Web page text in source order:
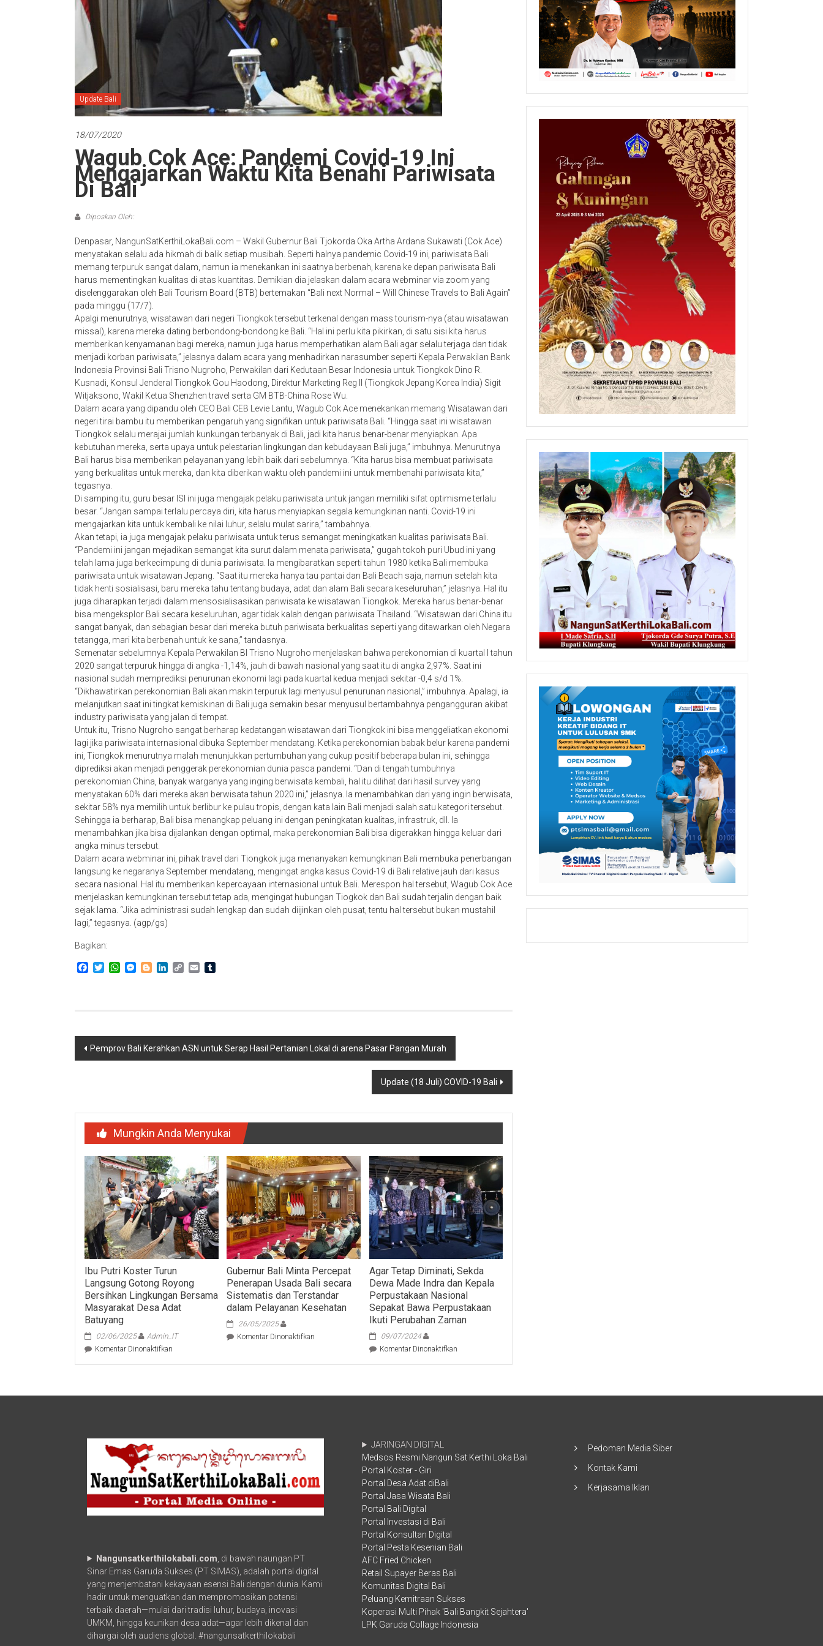
Update Bali
18/07/2020
Wagub Cok Ace: Pandemi Covid-19 Ini
Mengajarkan Waktu Kita Benahi Pariwisata
Di Bali
Diposkan Oleh:
Denpasar, NangunSatKerthiLokaBali.com – Wakil Gubernur Bali Tjokorda Oka Artha Ardana Sukawati (Cok Ace)
menyatakan selalu ada hikmah di balik setiap musibah. Seperti halnya pandemic Covid-19 ini, pariwisata Bali
memang terpuruk sangat dalam, namun ia menekankan ini saatnya berbenah, karena ke depan pariwisata Bali
harus mementingkan kualitas di atas kuantitas. Demikian dia jelaskan dalam acara webminar via zoom yang
diselenggarakan oleh Bali Tourism Board (BTB) bertemakan “Bali next Normal – Will Chinese Travels to Bali Again”
pada minggu (17/7).
Apalgi menurutnya, wisatawan dari negeri Tiongkok tersebut terkenal dengan mass tourism-nya (atau wisatawan
missal), karena mereka dating berbondong-bondong ke Bali. “Hal ini perlu kita pikirkan, di satu sisi kita harus
memberikan kenyamanan bagi mereka, namun juga harus memperhatikan alam Bali agar selalu terjaga dan tidak
menjadi korban pariwisata,” jelasnya dalam acara yang menhadirkan narasumber seperti Kepala Perwakilan Bank
Indonesia Provinsi Bali Trisno Nugroho, Perwakilan dari Kedutaan Besar Indonesia untuk Tiongkok Dino R.
Kusnadi, Konsul Jenderal Tiongkok Gou Haodong, Direktur Marketing Reg II (Tiongkok Jepang Korea India) Sigit
Witjaksono, Wakil Ketua Shenzhen travel serta GM BTB-China Rose Wu.
Dalam acara yang dipandu oleh CEO Bali CEB Levie Lantu, Wagub Cok Ace menekankan memang Wisatawan dari
negeri tirai bambu itu memberikan pengaruh yang signifikan untuk pariwisata Bali. “Hingga saat ini wisatawan
Tiongkok selalu merajai jumlah kunkungan terbanyak di Bali, jadi kita harus benar-benar menyiapkan. Apa
kebutuhan mereka, serta upaya untuk pelestarian lingkungan dan kebudayaan Bali juga,” imbuhnya. Menurutnya
Bali harus bisa memberikan pelayanan yang lebih baik dari sebelumnya. “Kita harus bisa membuat pariwisata
yang berkualitas untuk mereka, dan kita diberikan waktu oleh pandemi ini untuk membenahi pariwisata kita,”
tegasnya.
Di samping itu, guru besar ISI ini juga mengajak pelaku pariwisata untuk jangan memiliki sifat optimisme terlalu
besar. “Jangan sampai terlalu percaya diri, kita harus menyiapkan segala kemungkinan nanti. Covid-19 ini
mengajarkan kita untuk kembali ke nilai luhur, selalu mulat sarira,” tambahnya.
Akan tetapi, ia juga mengajak pelaku pariwisata untuk terus semangat meningkatkan kualitas pariwisata Bali.
“Pandemi ini jangan mejadikan semangat kita surut dalam menata pariwisata,” gugah tokoh puri Ubud ini yang
telah lama juga berkecimpung di dunia pariwisata. Ia mengibaratkan seperti tahun 1980 ketika Bali membuka
pariwisata untuk wisatawan Jepang. “Saat itu mereka hanya tau pantai dan Bali Beach saja, namun setelah kita
tidak henti sosialisasi, baru mereka tahu tentang budaya, adat dan alam Bali secara keseluruhan,” jelasnya. Hal itu
juga diharapkan terjadi dalam mensosialisasikan pariwisata ke wisatawan Tiongkok. Mereka harus benar-benar
bisa mengeksplor Bali secara keseluruhan, agar tidak kalah dengan pariwisata Thailand. “Wisatawan dari China itu
sangat banyak, dan sebagian besar dari mereka butuh pariwisata berkualitas seperti yang ditawarkan oleh Negara
tetangga, mari kita berbenah untuk ke sana,” tandasnya.
Semenatar sebelumnya Kepala Perwakilan BI Trisno Nugroho menjelaskan bahwa perekonomian di kuartal I tahun
2020 sangat terpuruk hingga di angka -1,14%, jauh di bawah nasional yang saat itu di angka 2,97%. Saat ini
nasional sudah memprediksi penurunan ekonomi lagi pada kuartal kedua menjadi sekitar -0,4 s/d 1%.
“Dikhawatirkan perekonomian Bali akan makin terpuruk lagi menyusul penurunan nasional,” imbuhnya. Apalagi, ia
melanjutkan saat ini tingkat kemiskinan di Bali juga semakin besar menyusul bertambahnya pengangguran akibat
industry pariwisata yang jalan di tempat.
Untuk itu, Trisno Nugroho sangat berharap kedatangan wisatawan dari Tiongkok ini bisa menggeliatkan ekonomi
lagi jika pariwisata internasional dibuka September mendatang. Ketika perekonomian babak belur karena pandemi
ini, Tiongkok menurutnya malah menunjukkan pertumbuhan yang cukup positif beberapa bulan ini, sehingga
diprediksi akan menjadi penggerak perekonomian dunia pasca pandemi. “Dan di tengah tumbuhnya
perekonomian China, banyak warganya yang inging berwisata kembali, hal itu dilihat dari hasil survey yang
menyatakan 60% dari mereka akan berwisata tahun 2020 ini,” jelasnya. Ia menambahkan dari yang ingin berwisata,
sekitar 58% nya memilih untuk berlibur ke pulau tropis, dengan kata lain Bali menjadi salah satu kategori tersebut.
Sehingga ia berharap, Bali bisa menangkap peluang ini dengan peningkatan kualitas, infrastruk, dll. Ia
menambahkan jika bisa dijalankan dengan optimal, maka perekonomian Bali bisa digerakkan hingga keluar dari
angka minus tersebut.
Dalam acara webminar ini, pihak travel dari Tiongkok juga menanyakan kemungkinan Bali membuka penerbangan
langsung ke negaranya September mendatang, mengingat angka kasus Covid-19 di Bali relative jauh dari kasus
secara nasional. Hal itu memberikan kepercayaan internasional untuk Bali. Merespon hal tersebut, Wagub Cok Ace
menjelaskan kemungkinan tersebut tetap ada, mengingat hubungan Tiogkok dan Bali sudah terjalin dengan baik
sejak lama. “Jika administrasi sudah lengkap dan sudah diijinkan oleh pusat, tentu hal tersebut bukan mustahil
lagi,” tegasnya. (agp/gs)
Bagikan:
Facebook
TwitterWhatsApp
Messenger
BloggerLinkedIn
Copy Email
Navigasi
Pemprov Bali Kerahkan ASN untuk Serap Hasil Pertanian Lokal di arena Pasar Pangan Murah
Update (18 Juli) COVID-19 Bali
Mungkin Anda Menyukai
Ibu Putri Koster Turun
Langsung Gotong Royong
Bersihkan Lingkungan Bersama
Masyarakat Desa Adat
Batuyang
02/06/2025
Admin_IT
Komentar Dinonaktifkan
Bersihkan
Bersama
Masyarakat
Desa
Adat
Batuyang
Gubernur Bali Minta Percepat
Penerapan Usada Bali secara
Sistematis dan Terstandar
dalam Pelayanan Kesehatan
26/05/2025
Komentar Dinonaktifkan
Pelayanan
Kesehatan
Agar Tetap Diminati, Sekda
Dewa Made Indra dan Kepala
Perpustakaan Nasional
Sepakat Bawa Perpustakaan
Ikuti Perubahan Zaman
09/07/2024
Komentar Dinonaktifkanpada
Perpustakaan
Nangunsatkerthilokabali.com , di bawah naungan PT
Sinar Emas Garuda Sukses (PT SIMAS), adalah portal digital
yang menjembatani kekayaan esensi Bali dengan dunia. Kami
hadir untuk menguatkan dan mempromosikan potensi
terbaik daerah—mulai dari tradisi luhur, budaya, inovasi
UMKM, hingga keunikan desa adat—agar lebih dikenal dan
dihargai oleh audiens global. #nangunsatkerthilokabali
JARINGAN DIGITAL
Medsos Resmi Nangun Sat Kerthi Loka Bali
Portal Koster - Giri
Portal Desa Adat diBali
Portal Jasa Wisata Bali
Portal Bali Digital
Portal Investasi di Bali
Portal Konsultan Digital
Portal Pesta Kesenian Bali
AFC Fried Chicken
Retail Supayer Beras Bali
Komunitas Digital Bali
Peluang Kemitraan Sukses
Koperasi Multi Pihak 'Bali Bangkit Sejahtera'
LPK Garuda Collage Indonesia
Pedoman Media Siber
Kontak Kami
Kerjasama Iklan